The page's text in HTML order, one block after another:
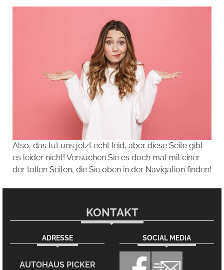
Also, das tut uns jetzt echt leid, aber diese Seite gibt
es leider nicht! Versuchen Sie es doch mal mit einer
der tollen Seiten, die Sie oben in der Navigation finden!
KONTAKT
ADRESSE
AUTOHAUS PICKER
SOCIAL MEDIA